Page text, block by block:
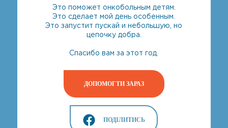
Это поможет онкобольным детям.
Это сделает мой день особенным.
Это запустит пускай и небольшую, но
цепочку добра.
Спасибо вам за этот год.
ДОПОМОГТИ ЗАРАЗ
ПОДІЛИТИСЬ